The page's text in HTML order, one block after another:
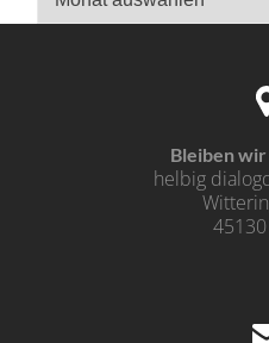
Bleiben
helbig
45130